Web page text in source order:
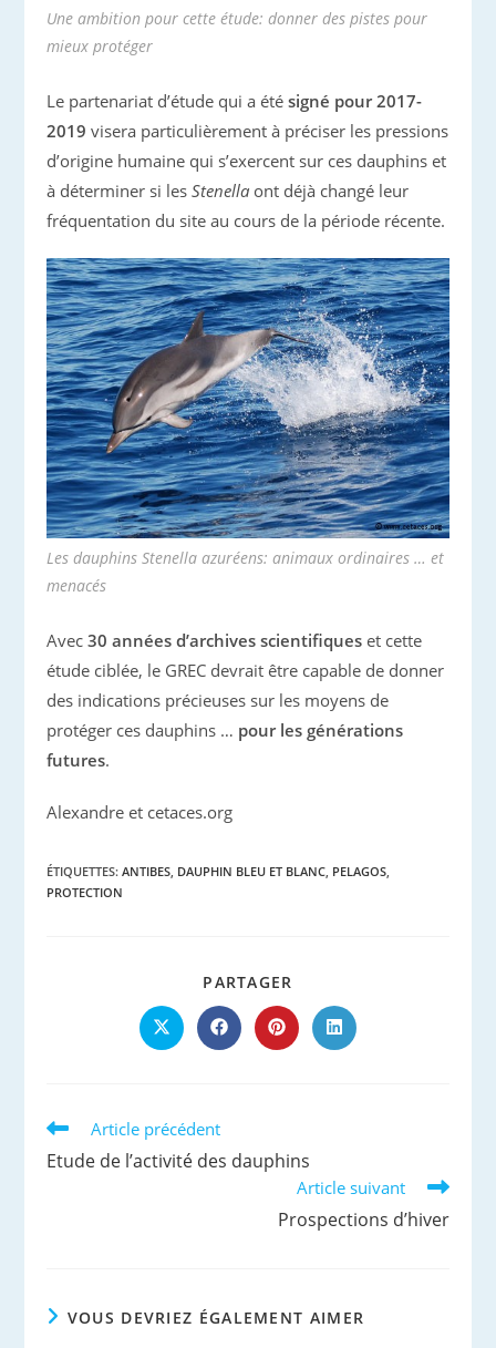
Une ambition pour cette étude: donner des pistes pour
mieux protéger
Le partenariat d’étude qui a été signé pour 2017-
2019 visera particulièrement à préciser les pressions
d’origine humaine qui s’exercent sur ces dauphins et
à déterminer si lesStenella ont déjà changé leur
fréquentation du site au cours de la période récente.
Les dauphins Stenella azuréens: animaux ordinaires … et
menacés
Avec30 années d’archives scientifiques et cette
étude ciblée, le GREC devrait être capable de donner
des indications précieuses sur les moyens de
protéger ces dauphins … pour les générations
futures.
Alexandre et cetaces.org
ÉTIQUETTES:ANTIBES, DAUPHIN BLEU ET BLANC, PELAGOS,
PROTECTION
PARTAGER
CONTENU
Ouvrir
dans
Ouvrir
dans
Ouvrir
dans
Ouvrir
dans
Read
more
articles
Article précédent
Etude de l’activité des dauphins
Article suivant
Prospections d’hiver
VOUS DEVRIEZ ÉGALEMENT AIMER